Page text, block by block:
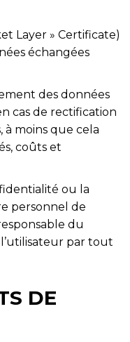
Layer » Certificate)
échangées
des données
cas de rectification
à moins que cela
coûts et
ou la
personnel de
du
par tout
DE